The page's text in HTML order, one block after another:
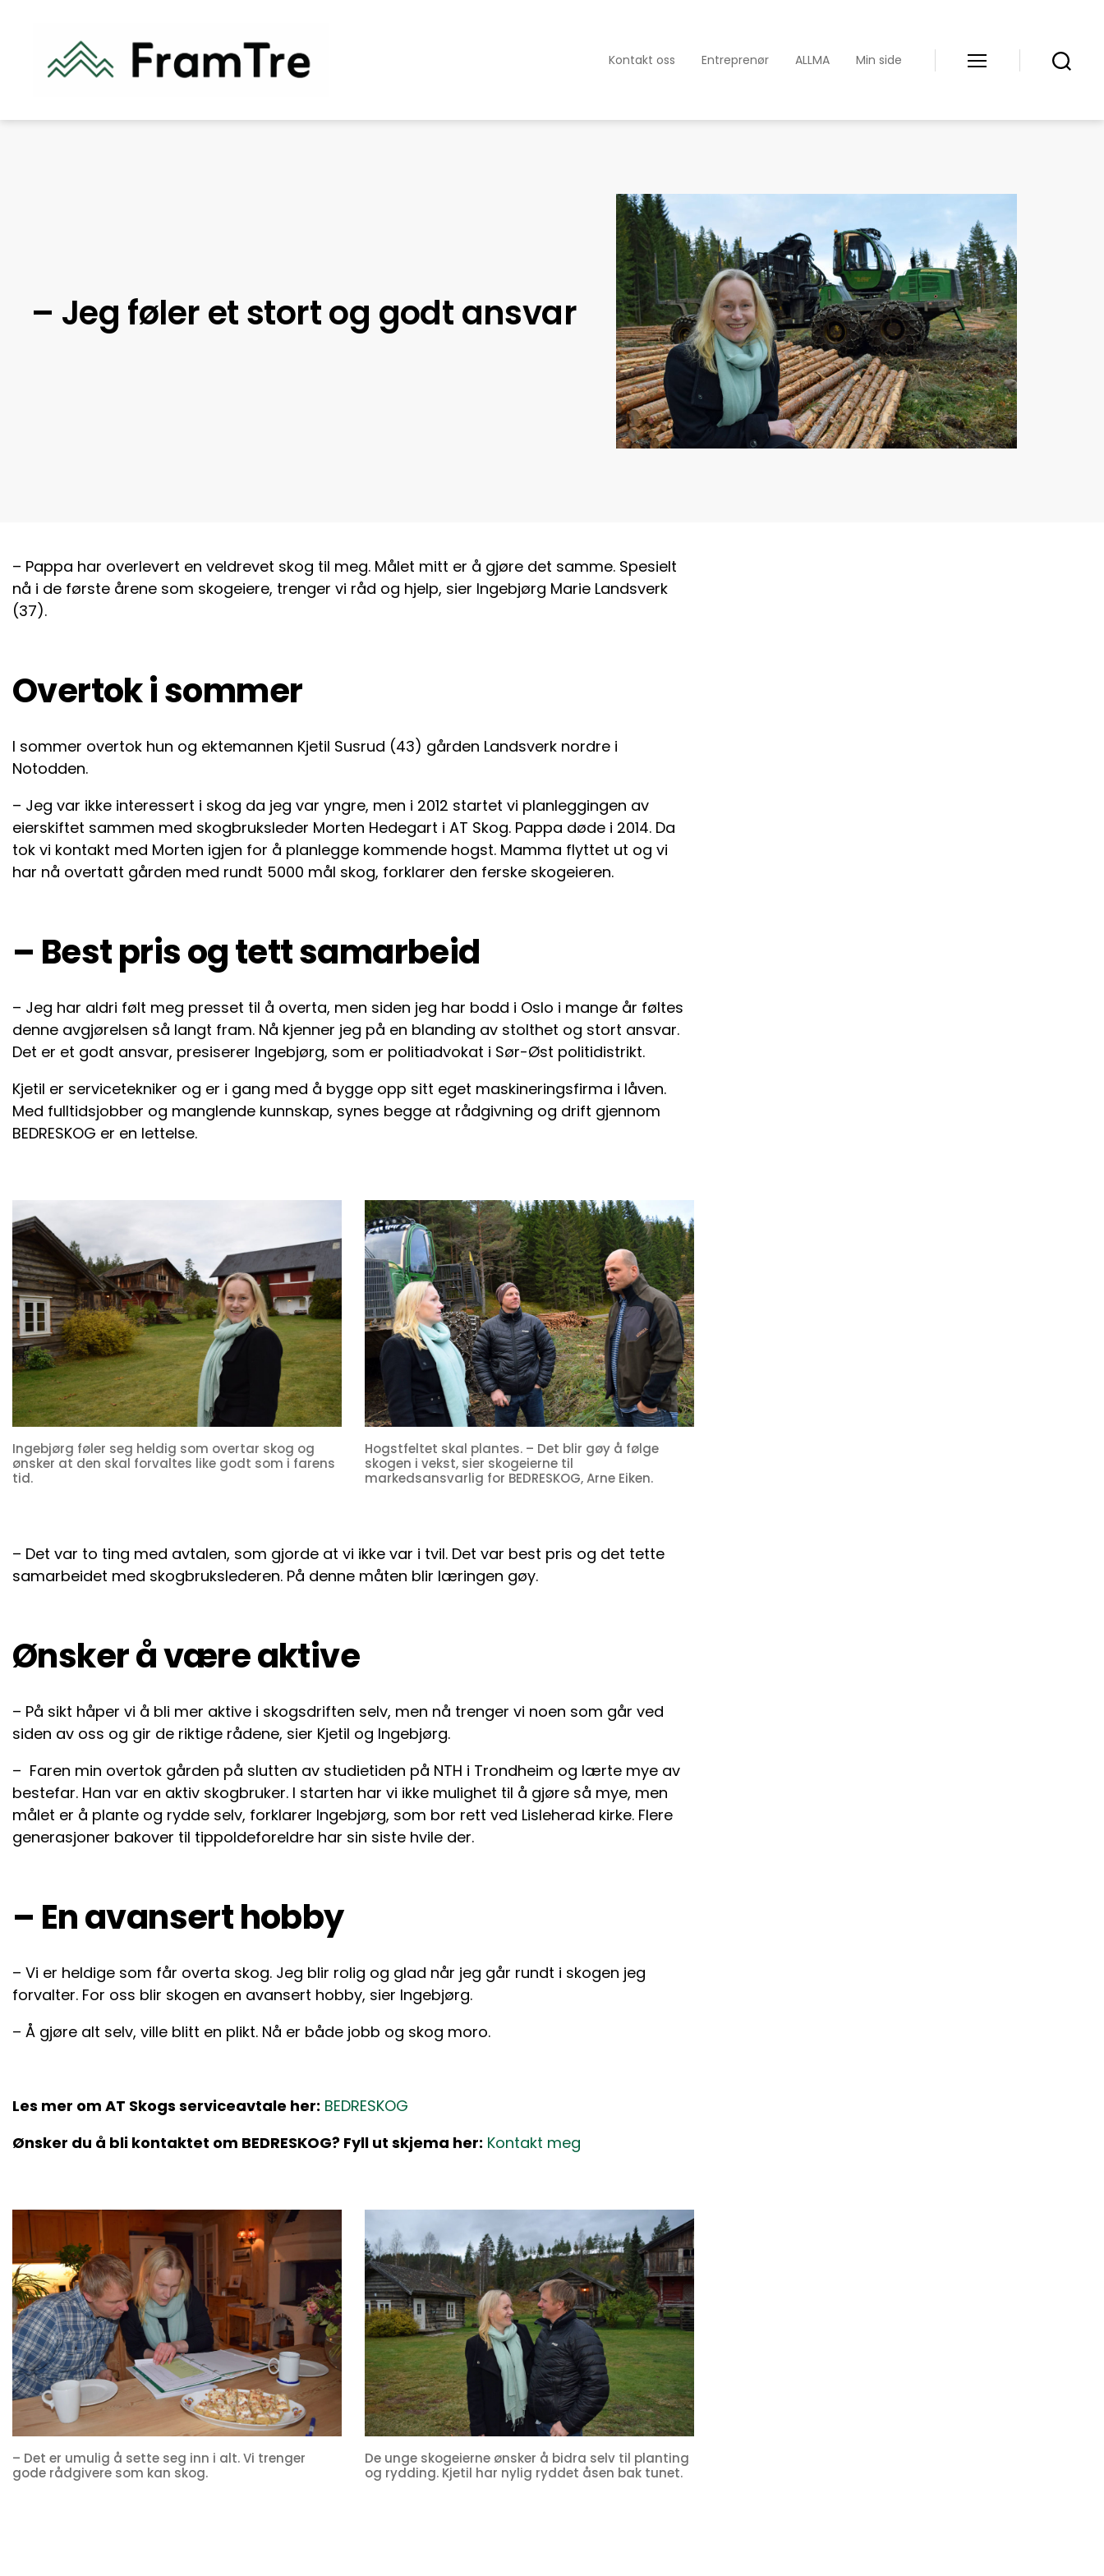
Kontakt oss Entreprenør ALLMA Min side
– Jeg føler et stort og godt ansvar
– Pappa har overlevert en veldrevet skog til meg. Målet mitt er å gjøre det samme. Spesielt
nå i de første årene som skogeiere, trenger vi råd og hjelp, sier Ingebjørg Marie Landsverk
(37).
Overtok i sommer
I sommer overtok hun og ektemannen Kjetil Susrud (43) gården Landsverk nordre i
Notodden.
– Jeg var ikke interessert i skog da jeg var yngre, men i 2012 startet vi planleggingen av
eierskiftet sammen med skogbruksleder Morten Hedegart i AT Skog. Pappa døde i 2014. Da
tok vi kontakt med Morten igjen for å planlegge kommende hogst. Mamma flyttet ut og vi
har nå overtatt gården med rundt 5000 mål skog, forklarer den ferske skogeieren.
– Best pris og tett samarbeid
– Jeg har aldri følt meg presset til å overta, men siden jeg har bodd i Oslo i mange år føltes
denne avgjørelsen så langt fram. Nå kjenner jeg på en blanding av stolthet og stort ansvar.
Det er et godt ansvar, presiserer Ingebjørg, som er politiadvokat i Sør-Øst politidistrikt.
Kjetil er servicetekniker og er i gang med å bygge opp sitt eget maskineringsfirma i låven.
Med fulltidsjobber og manglende kunnskap, synes begge at rådgivning og drift gjennom
BEDRESKOG er en lettelse.
Ingebjørg føler seg heldig som overtar skog og
ønsker at den skal forvaltes like godt som i farens
tid.
Hogstfeltet skal plantes. – Det blir gøy å følge
skogen i vekst, sier skogeierne til
markedsansvarlig for BEDRESKOG, Arne Eiken.
– Det var to ting med avtalen, som gjorde at vi ikke var i tvil. Det var best pris og det tette
samarbeidet med skogbrukslederen. På denne måten blir læringen gøy.
Ønsker å være aktive
– På sikt håper vi å bli mer aktive i skogsdriften selv, men nå trenger vi noen som går ved
siden av oss og gir de riktige rådene, sier Kjetil og Ingebjørg.
– Faren min overtok gården på slutten av studietiden på NTH i Trondheim og lærte mye av
bestefar. Han var en aktiv skogbruker. I starten har vi ikke mulighet til å gjøre så mye, men
målet er å plante og rydde selv, forklarer Ingebjørg, som bor rett ved Lisleherad kirke. Flere
generasjoner bakover til tippoldeforeldre har sin siste hvile der.
– En avansert hobby
– Vi er heldige som får overta skog. Jeg blir rolig og glad når jeg går rundt i skogen jeg
forvalter. For oss blir skogen en avansert hobby, sier Ingebjørg.
– Å gjøre alt selv, ville blitt en plikt. Nå er både jobb og skog moro.
Les mer om AT Skogs serviceavtale her: BEDRESKOG
Ønsker du å bli kontaktet om BEDRESKOG? Fyll ut skjema her: Kontakt meg
– Det er umulig å sette seg inn i alt. Vi trenger
gode rådgivere som kan skog.
De unge skogeierne ønsker å bidra selv til planting
og rydding. Kjetil har nylig ryddet åsen bak tunet.